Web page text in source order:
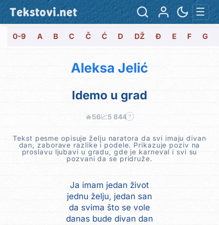
Tekstovi.net ☰
0-9 A B C Č Ć D DŽ Đ E F G
Aleksa Jelić
Idemo u grad
🔥56📈5 844 ?
Tekst pesme opisuje želju naratora da svi imaju divan
dan, zaborave razlike i podele. Prikazuje poziv na
proslavu ljubavi u gradu, gde je karneval i svi su
pozvani da se pridruže.
Ja imam jedan život
jednu želju, jedan san
da svima što se vole
danas bude divan dan